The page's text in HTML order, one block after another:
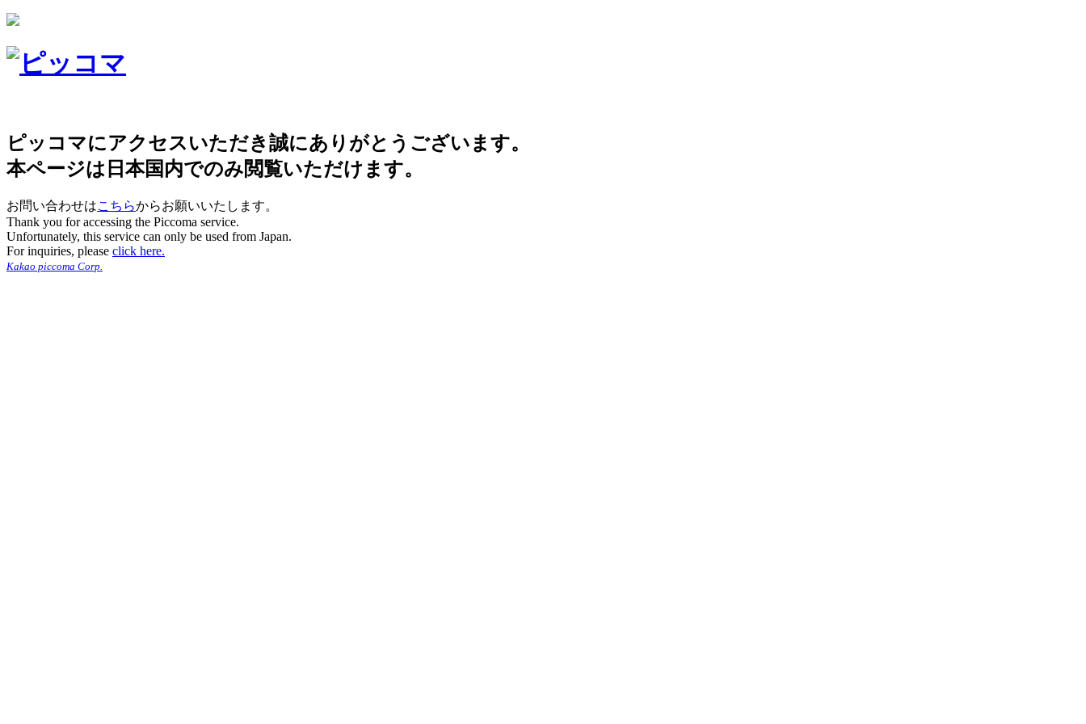
ピッコマにアクセスいただき誠にありがとうございます。
本ページは日本国内でのみ閲覧いただけます。
お問い合わせはこちらからお願いいたします。
Thank you for accessing the Piccoma service.
Unfortunately, this service can only be used from Japan.
For inquiries, please click here.
Kakao piccoma Corp.